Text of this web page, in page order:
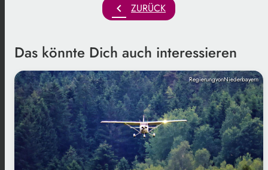
chevron_left ZURÜCK
Das könnte Dich auch interessieren
RegierungvonNiederbayern